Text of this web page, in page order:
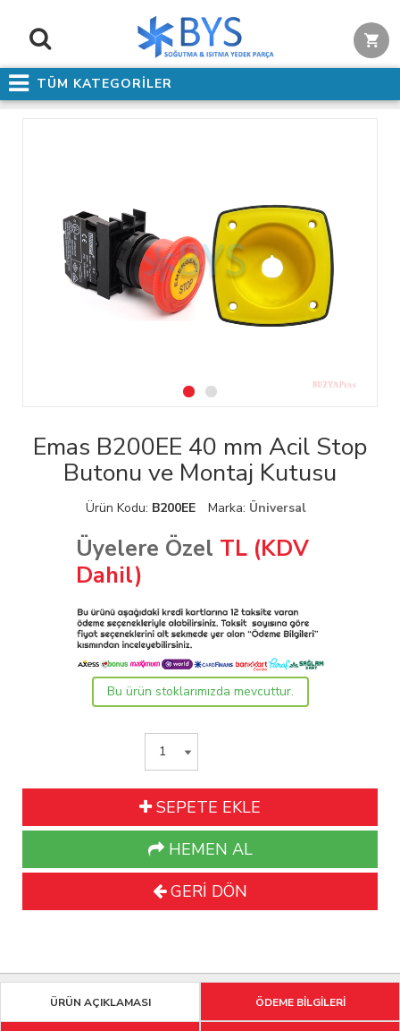
TÜM KATEGORİLER
Emas B200EE 40 mm Acil Stop
Butonu ve Montaj Kutusu
Ürün Kodu: B200EE Marka: Üniversal
Üyelere Özel TL (KDV
Dahil)
Bu ürün stoklarımızda mevcuttur.
SEPETE EKLE
HEMEN AL
GERİ DÖN
ÜRÜN AÇIKLAMASI ÖDEME BİLGİLERİ